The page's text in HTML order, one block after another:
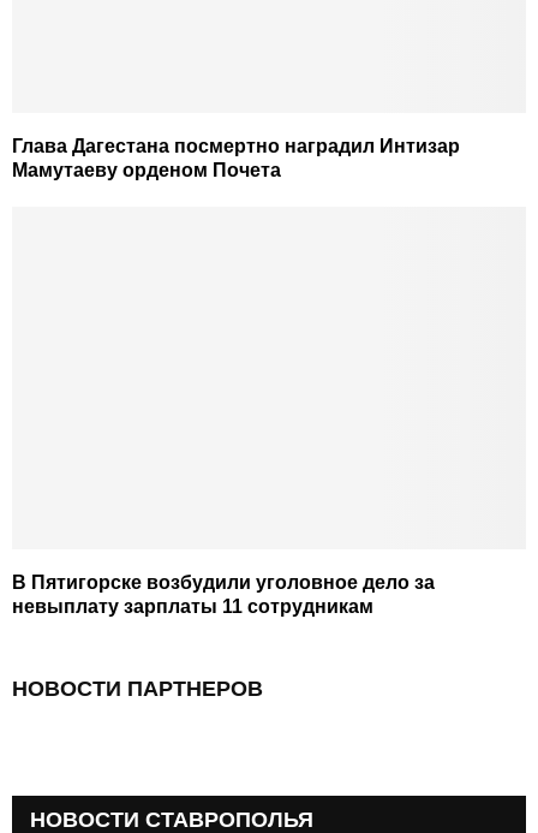
Глава Дагестана посмертно наградил Интизар
Мамутаеву орденом Почета
В Пятигорске возбудили уголовное дело за
невыплату зарплаты 11 сотрудникам
НОВОСТИ ПАРТНЕРОВ
НОВОСТИ СТАВРОПОЛЬЯ